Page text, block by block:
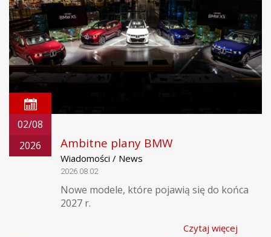
02/08
2026
Ambitne plany BMW
Wiadomości / News
2026.08.02
Nowe modele, które pojawią się do końca
2027 r.
Czytaj więcej